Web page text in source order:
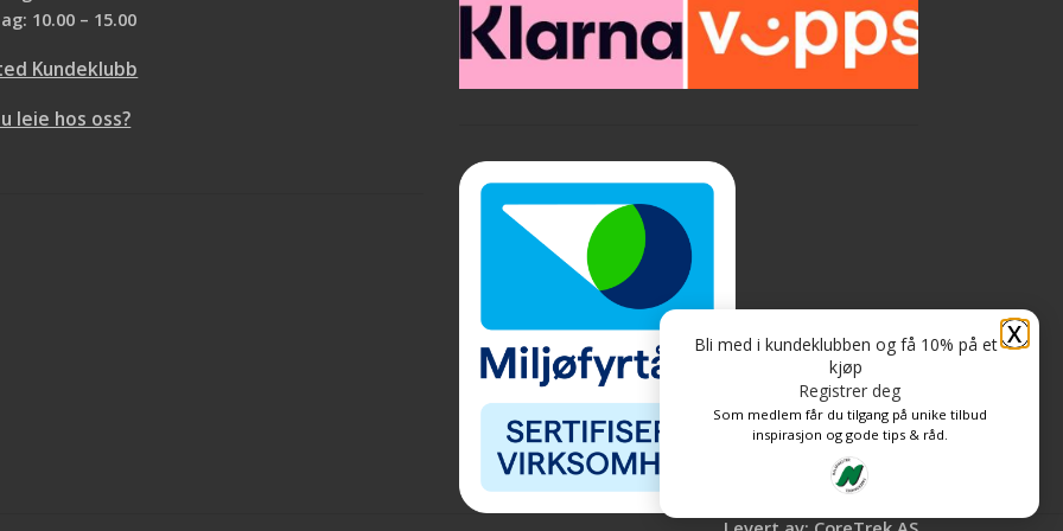
beskyttelse.
Jotun Drygolin
er en moderne
10.00 – 15.00
Kundeklubb
leie hos oss?
X
Bli med i kundeklubben og få 10% på et
kjøp
Registrer deg
Som medlem får du tilgang på unike tilbud
inspirasjon og gode tips & råd.